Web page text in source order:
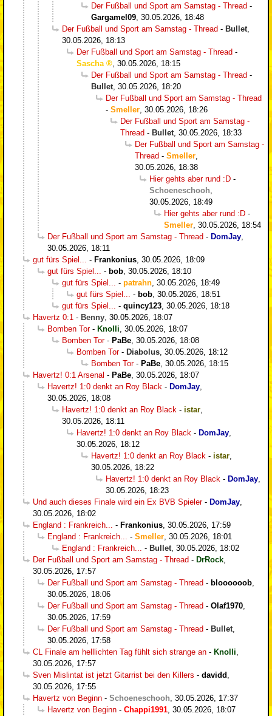
Der Fußball und Sport am Samstag - Thread -
Gargamel09, 30.05.2026, 18:48
Der Fußball und Sport am Samstag - Thread - Bullet,
30.05.2026, 18:13
Der Fußball und Sport am Samstag - Thread -
Sascha
, 30.05.2026, 18:15
Der Fußball und Sport am Samstag - Thread -
Bullet, 30.05.2026, 18:20
Der Fußball und Sport am Samstag - Thread
- Smeller, 30.05.2026, 18:26
Der Fußball und Sport am Samstag -
Thread - Bullet, 30.05.2026, 18:33
Der Fußball und Sport am Samstag -
Thread - Smeller,
30.05.2026, 18:38
Hier gehts aber rund :D -
Schoeneschooh,
30.05.2026, 18:49
Hier gehts aber rund :D -
Smeller, 30.05.2026, 18:54
Der Fußball und Sport am Samstag - Thread - DomJay,
30.05.2026, 18:11
gut fürs Spiel... - Frankonius, 30.05.2026, 18:09
gut fürs Spiel... - bob, 30.05.2026, 18:10
gut fürs Spiel... - patrahn, 30.05.2026, 18:49
gut fürs Spiel... - bob, 30.05.2026, 18:51
gut fürs Spiel... - quincy123, 30.05.2026, 18:18
Havertz 0:1 - Benny, 30.05.2026, 18:07
Bomben Tor- Knolli, 30.05.2026, 18:07
Bomben Tor- PaBe, 30.05.2026, 18:08
Bomben Tor- Diabolus, 30.05.2026, 18:12
Bomben Tor- PaBe, 30.05.2026, 18:15
Havertz! 0:1 Arsenal - PaBe, 30.05.2026, 18:07
Havertz! 1:0 denkt an Roy Black - DomJay,
30.05.2026, 18:08
Havertz! 1:0 denkt an Roy Black - istar,
30.05.2026, 18:11
Havertz! 1:0 denkt an Roy Black - DomJay,
30.05.2026, 18:12
Havertz! 1:0 denkt an Roy Black - istar,
30.05.2026, 18:22
Havertz! 1:0 denkt an Roy Black - DomJay,
30.05.2026, 18:23
Und auch dieses Finale wird ein Ex BVB Spieler- DomJay,
30.05.2026, 18:02
England : Frankreich... - Frankonius, 30.05.2026, 17:59
England : Frankreich... - Smeller, 30.05.2026, 18:01
England : Frankreich... - Bullet, 30.05.2026, 18:02
Der Fußball und Sport am Samstag - Thread - DrRock,
30.05.2026, 17:57
Der Fußball und Sport am Samstag - Thread - bloooooob,
30.05.2026, 18:06
Der Fußball und Sport am Samstag - Thread - Olaf1970,
30.05.2026, 17:59
Der Fußball und Sport am Samstag - Thread - Bullet,
30.05.2026, 17:58
CL Finale am helllichten Tag fühlt sich strange an - Knolli,
30.05.2026, 17:57
Sven Mislintat ist jetzt Gitarrist bei den Killers - davidd ,
30.05.2026, 17:55
Havertz von Beginn - Schoeneschooh, 30.05.2026, 17:37
Havertz von Beginn - Chappi1991, 30.05.2026, 18:07